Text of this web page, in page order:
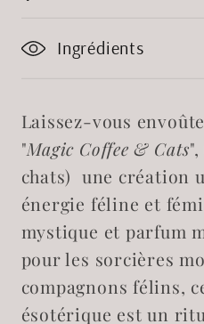
Ingrédients
Laissez-vous
"Magic Coffee & Cats
chats) une création
énergie féline et
mystique et parfum
pour les sorcières
compagnons félins,
ésotérique est un